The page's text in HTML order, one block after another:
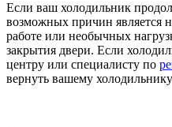
Если ваш холодильник
возможных причин является
работе или необычных
закрытия двери. Если
центру или специалисту по
вернуть вашему